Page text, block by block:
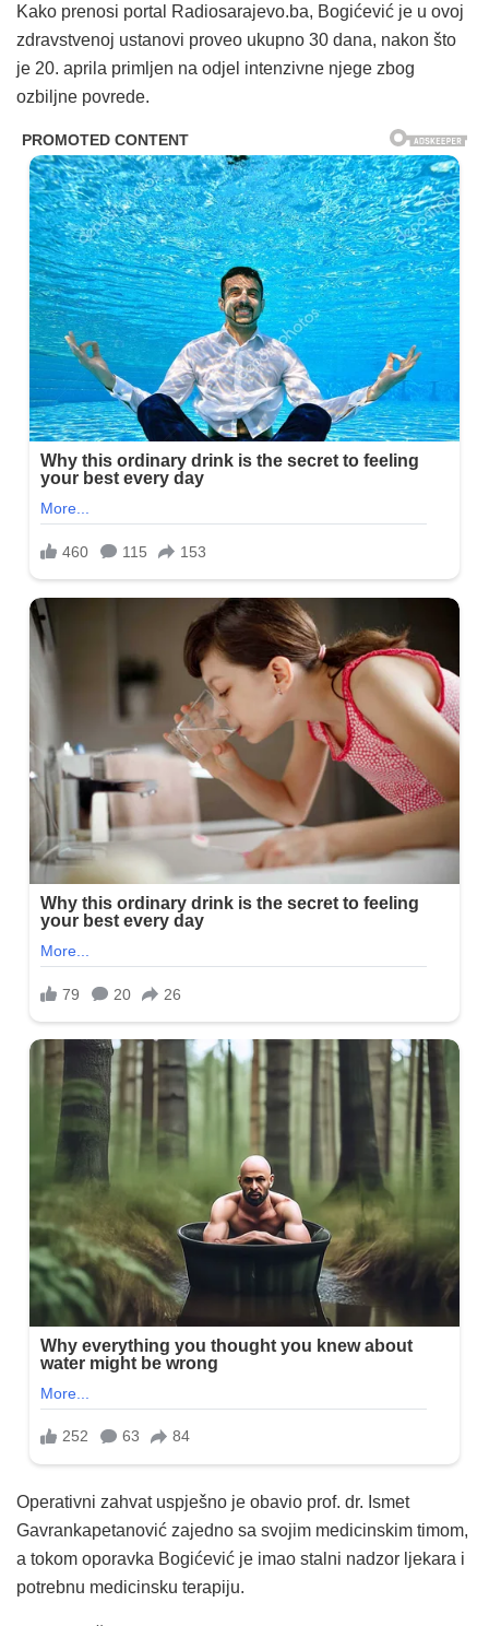
Kako prenosi portal Radiosarajevo.ba, Bogićević je u ovoj
zdravstvenoj ustanovi proveo ukupno 30 dana, nakon što
je 20. aprila primljen na odjel intenzivne njege zbog
ozbiljne povrede.
Operativni zahvat uspješno je obavio prof. dr. Ismet
Gavrankapetanović zajedno sa svojim medicinskim timom,
a tokom oporavka Bogićević je imao stalni nadzor ljekara i
potrebnu medicinsku terapiju.